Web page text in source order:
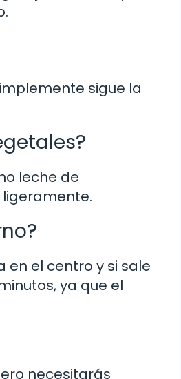
sigue la
leche de
en el centro y si sale
ya que el
necesitarás